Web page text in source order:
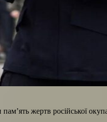
жертв російської